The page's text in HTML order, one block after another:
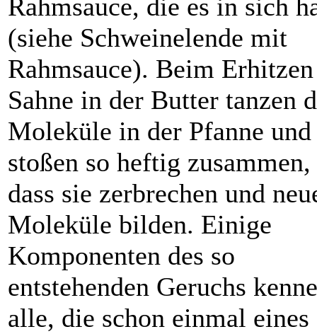
Rahmsauce, die es in sich
(siehe Schweinelende mit
Rahmsauce). Beim
Sahne in der Butter tanzen
Moleküle in der Pfanne
stoßen so heftig zusammen,
dass sie zerbrechen und
Moleküle bilden. Einige
Komponenten des so
entstehenden Geruchs
alle, die schon einmal eines